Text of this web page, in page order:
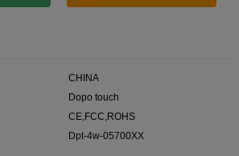
CHINA
Dopo touch
CE,FCC,ROHS
Dpt-4w-05700XX